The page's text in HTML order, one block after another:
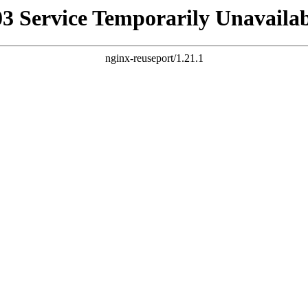
Service Temporarily
nginx-reuseport/1.21.1